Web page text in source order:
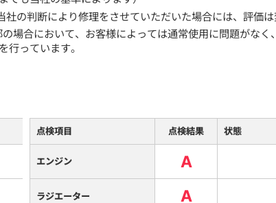
の判断により修理をさせていただいた場合には、評価
場合において、お客様によっては通常使用に問題がなく
行っています。
点検項目 点検結果 状態
エンジン A
ラジエーター A